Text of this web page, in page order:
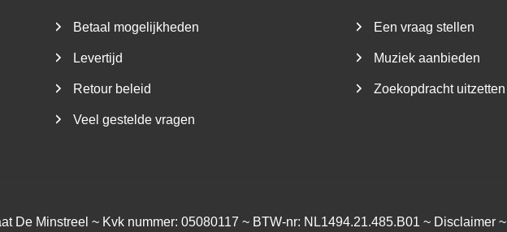
Betaal mogelijkheden
Levertijd
Retour beleid
Veel gestelde vragen
Een vraag stellen
Muziek aanbieden
Zoekopdracht uitzetten
De Minstreel ~ Kvk nummer: 05080117 ~ BTW-nr: NL1494.21.485.B01 ~ Disclaimer ~